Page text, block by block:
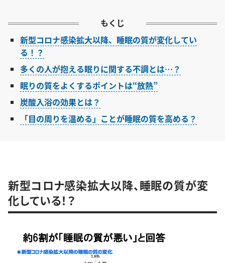
もくじ
新型コロナ感染拡大以降、睡眠の質が変化してい
る！？
多くの人が抱える眠りに関する不調とは…？
眠りの質をよくするポイントは“放熱”
炭酸入浴の効果とは？
「目の周りを温める」ことが睡眠の質を高める？
新型コロナ感染拡大以降、睡眠の質が変
化している！？